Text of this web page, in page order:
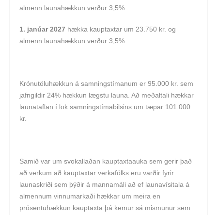
almenn launahækkun verður 3,5%
1. janúar 2027 hækka kauptaxtar um 23.750 kr. og
almenn launahækkun verður 3,5%
Krónutöluhækkun á samningstímanum er 95.000 kr. sem
jafngildir 24% hækkun lægstu launa. Að meðaltali hækkar
launataflan í lok samningstímabilsins um tæpar 101.000
kr.
Samið var um svokallaðan kauptaxtaauka sem gerir það
að verkum að kauptaxtar verkafólks eru varðir fyrir
launaskriði sem þýðir á mannamáli að ef launavísitala á
almennum vinnumarkaði hækkar um meira en
prósentuhækkun kauptaxta þá kemur sá mismunur sem